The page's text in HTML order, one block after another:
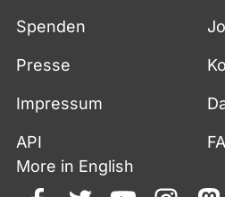
Spenden
Presse
Impressum
API
More in English